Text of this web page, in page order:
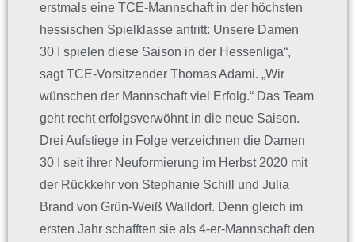
erstmals eine TCE-Mannschaft in der höchsten
hessischen Spielklasse antritt: Unsere Damen
30 I spielen diese Saison in der Hessenliga“,
sagt TCE-Vorsitzender Thomas Adami. „Wir
wünschen der Mannschaft viel Erfolg.“ Das Team
geht recht erfolgsverwöhnt in die neue Saison.
Drei Aufstiege in Folge verzeichnen die Damen
30 I seit ihrer Neuformierung im Herbst 2020 mit
der Rückkehr von Stephanie Schill und Julia
Brand von Grün-Weiß Walldorf. Denn gleich im
ersten Jahr schafften sie als 4-er-Mannschaft den